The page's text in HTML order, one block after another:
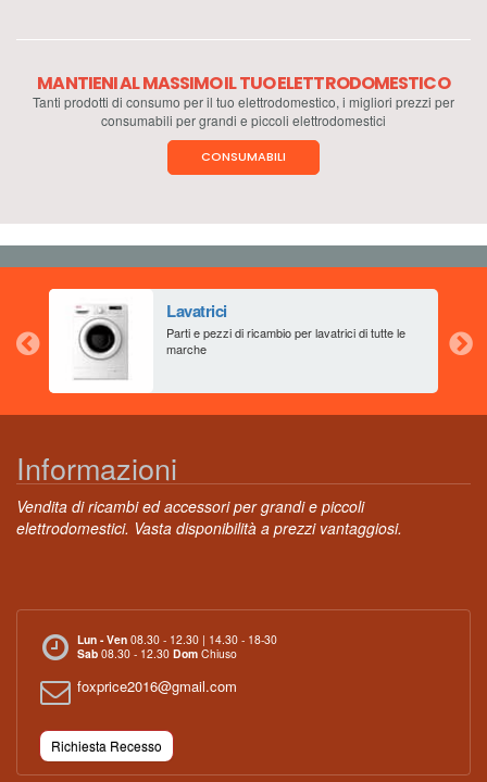
MANTIENI AL MASSIMO IL TUO ELETTRODOMESTICO
Tanti prodotti di consumo per il tuo elettrodomestico, i migliori prezzi per
consumabili per grandi e piccoli elettrodomestici
CONSUMABILI
Lavatrici
Parti e pezzi di ricambio per lavatrici di tutte le
marche
Informazioni
Vendita di ricambi ed accessori per grandi e piccoli
elettrodomestici. Vasta disponibilità a prezzi vantaggiosi.
Lun - Ven 08.30 - 12.30 | 14.30 - 18-30
Sab 08.30 - 12.30 Dom Chiuso
foxprice2016@gmail.com
Richiesta Recesso